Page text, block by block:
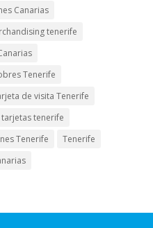
Canarias
tenerife
Tenerife
de visita Tenerife
tarjetas tenerife
Tenerife
Tenerife